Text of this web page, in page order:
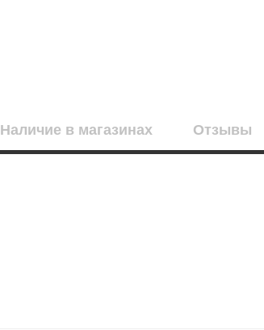
Наличие в магазинах Отзывы